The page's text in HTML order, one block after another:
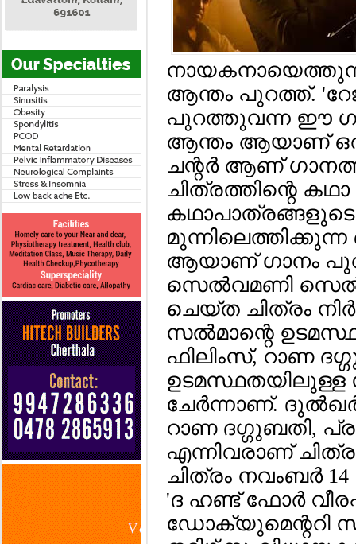
ആന്തം പുറത്ത്.
പുറത്തുവന്ന ഈ
ആന്തം ആയാണ്
ചന്റര്‍ ആണ്
ചിത്രത്തിന്റെ
ആയാണ് ഗാനം
സെല്‍വമണി
ചെയ്ത ചിത്രം
സല്‍മാന്റെ
ഫിലിംസ്, റാണ
ഉടമസ്ഥതയിലുള്ള
ചേര്‍ന്നാണ്.
റാണ ദഗ്ഗുബതി,
എന്നിവരാണ്
ചിത്രം നവംബര്‍
'ദ ഹണ്ട് ഫോര്‍
ഡോക്യുമെന്ററി